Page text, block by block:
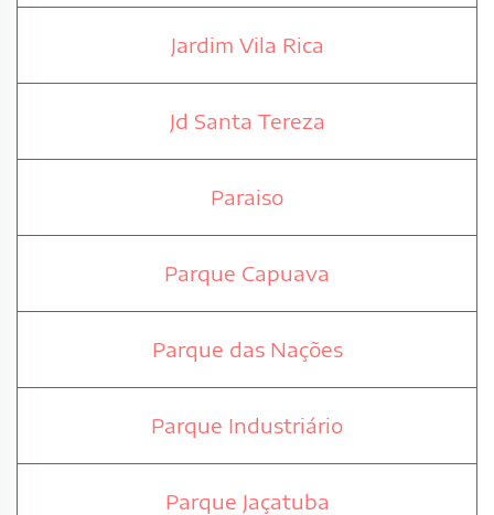
Jardim Vila Rica
Jd Santa Tereza
Paraiso
Parque Capuava
Parque das Nações
Parque Industriário
Parque Jaçatuba